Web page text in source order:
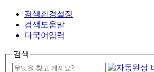
검색환경설정
검색도움말
다국어입력
검색